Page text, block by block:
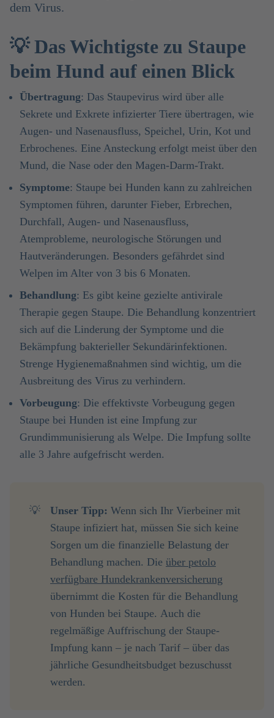
dem Virus.
💡 Das Wichtigste zu Staupe
beim Hund auf einen Blick
Übertragung: Das Staupevirus wird über alle
Sekrete und Exkrete infizierter Tiere übertragen, wie
Augen- und Nasenausfluss, Speichel, Urin, Kot und
Erbrochenes. Eine Ansteckung erfolgt meist über den
Mund, die Nase oder den Magen-Darm-Trakt.
Symptome: Staupe bei Hunden kann zu zahlreichen
Symptomen führen, darunter Fieber, Erbrechen,
Durchfall, Augen- und Nasenausfluss,
Atemprobleme, neurologische Störungen und
Hautveränderungen. Besonders gefährdet sind
Welpen im Alter von 3 bis 6 Monaten.
Behandlung: Es gibt keine gezielte antivirale
Therapie gegen Staupe. Die Behandlung konzentriert
sich auf die Linderung der Symptome und die
Bekämpfung bakterieller Sekundärinfektionen.
Strenge Hygienemaßnahmen sind wichtig, um die
Ausbreitung des Virus zu verhindern.
Vorbeugung: Die effektivste Vorbeugung gegen
Staupe bei Hunden ist eine Impfung zur
Grundimmunisierung als Welpe. Die Impfung sollte
alle 3 Jahre aufgefrischt werden.
💡 Unser Tipp: Wenn sich Ihr Vierbeiner mit
Staupe infiziert hat, müssen Sie sich keine
Sorgen um die finanzielle Belastung der
Behandlung machen. Die über petolo
verfügbare Hundekrankenversicherung
übernimmt die Kosten für die Behandlung
von Hunden bei Staupe. Auch die
regelmäßige Auffrischung der Staupe-
Impfung kann – je nach Tarif – über das
jährliche Gesundheitsbudget bezuschusst
werden.